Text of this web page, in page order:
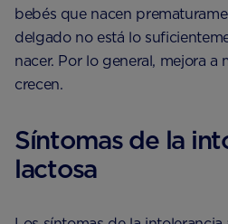
bebés que nacen
delgado no está lo
nacer. Por lo general, mejora a
crecen.
Síntomas de la
lactosa